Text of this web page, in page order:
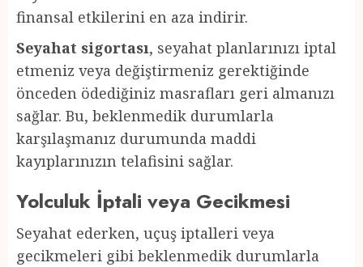
finansal etkilerini en aza indirir.
Seyahat sigortası, seyahat planlarınızı iptal
etmeniz veya değiştirmeniz gerektiğinde
önceden ödediğiniz masrafları geri almanızı
sağlar. Bu, beklenmedik durumlarla
karşılaşmanız durumunda maddi
kayıplarınızın telafisini sağlar.
Yolculuk İptali veya Gecikmesi
Seyahat ederken, uçuş iptalleri veya
gecikmeleri gibi beklenmedik durumlarla